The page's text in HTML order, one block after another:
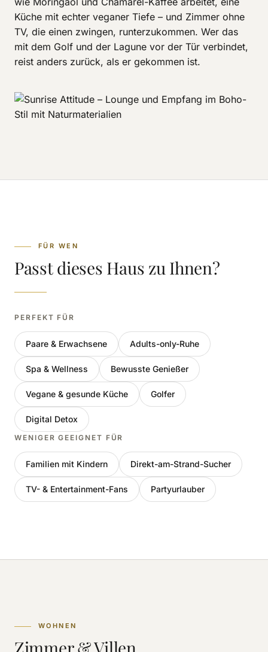
Küche mit echter veganer Tiefe – und Zimmer ohne
TV, die einen zwingen, runterzukommen. Wer das
mit dem Golf und der Lagune vor der Tür verbindet,
reist anders zurück, als er gekommen ist.
FÜR WEN
Passt dieses Haus zu Ihnen?
PERFEKT FÜR
Paare & Erwachsene Adults-only-Ruhe
Spa & Wellness Bewusste Genießer
Vegane & gesunde Küche Golfer
Digital Detox
WENIGER GEEIGNET FÜR
Familien mit Kindern Direkt-am-Strand-Sucher
TV- & Entertainment-Fans Partyurlauber
WOHNEN
Zimmer & Villen